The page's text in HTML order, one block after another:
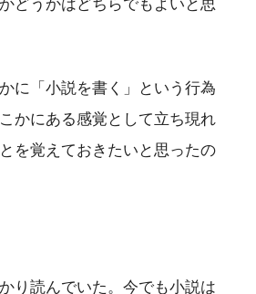
に「小説を書く」という行為
かにある感覚として立ち現れ
を覚えておきたいと思ったの
り読んでいた。今でも小説は